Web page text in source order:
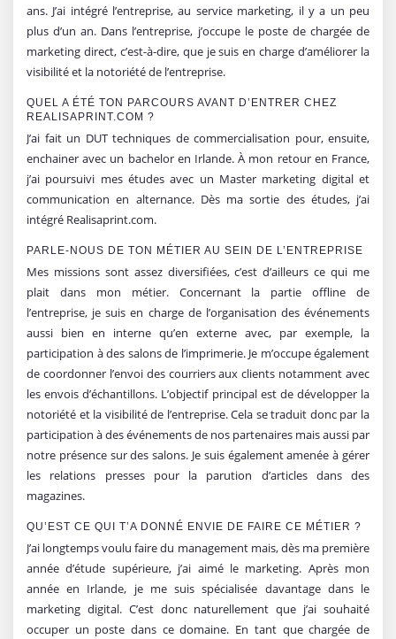
ans. J’ai intégré l’entreprise, au service marketing, il y a un peu
plus d’un an. Dans l’entreprise, j’occupe le poste de chargée de
marketing direct, c’est-à-dire, que je suis en charge d’améliorer la
visibilité et la notoriété de l’entreprise.
QUEL A ÉTÉ TON PARCOURS AVANT D’ENTRER CHEZ
REALISAPRINT.COM ?
J’ai fait un DUT techniques de commercialisation pour, ensuite,
enchainer avec un bachelor en Irlande. À mon retour en France,
j’ai poursuivi mes études avec un Master marketing digital et
communication en alternance. Dès ma sortie des études, j’ai
intégré Realisaprint.com.
PARLE-NOUS DE TON MÉTIER AU SEIN DE L’ENTREPRISE
Mes missions sont assez diversifiées, c’est d’ailleurs ce qui me
plait dans mon métier. Concernant la partie offline de
l’entreprise, je suis en charge de l’organisation des événements
aussi bien en interne qu’en externe avec, par exemple, la
participation à des salons de l’imprimerie. Je m’occupe également
de coordonner l’envoi des courriers aux clients notamment avec
les envois d’échantillons. L’objectif principal est de développer la
notoriété et la visibilité de l’entreprise. Cela se traduit donc par la
participation à des événements de nos partenaires mais aussi par
notre présence sur des salons. Je suis également amenée à gérer
les relations presses pour la parution d’articles dans des
magazines.
QU’EST CE QUI T’A DONNÉ ENVIE DE FAIRE CE MÉTIER ?
J’ai longtemps voulu faire du management mais, dès ma première
année d’étude supérieure, j’ai aimé le marketing. Après mon
année en Irlande, je me suis spécialisée davantage dans le
marketing digital. C’est donc naturellement que j’ai souhaité
occuper un poste dans ce domaine. En tant que chargée de